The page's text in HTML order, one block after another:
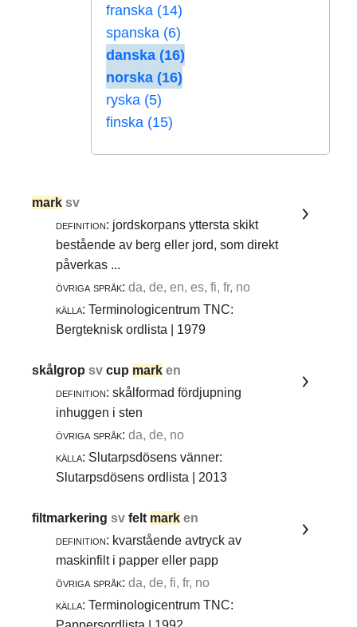
franska (14)
spanska (6)
danska (16)
norska (16)
ryska (5)
finska (15)
mark sv
definition: jordskorpans yttersta skikt
bestående av berg eller jord, som direkt
påverkas ...
övriga språk: da, de, en, es, fi, fr, no
källa: Terminologicentrum TNC:
Bergteknisk ordlista | 1979
skålgropsvcup mark en
definition: skålformad fördjupning
inhuggen i sten
övriga språk: da, de, no
källa: Slutarpsdösens vänner:
Slutarpsdösens ordlista | 2013
filtmarkeringsvfelt mark en
definition: kvarstående avtryck av
maskinfilt i papper eller papp
övriga språk: da, de, fi, fr, no
källa: Terminologicentrum TNC: